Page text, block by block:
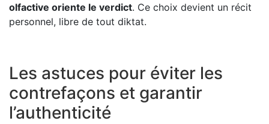
olfactive oriente le verdict. Ce choix devient un récit
personnel, libre de tout diktat.
Les astuces pour éviter les
contrefaçons et garantir
l’authenticité